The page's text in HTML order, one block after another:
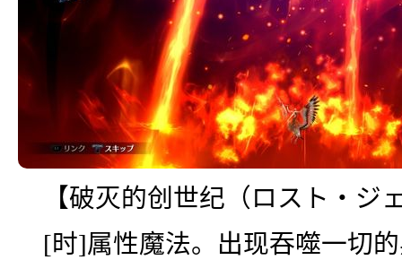
【破灭的创世纪（ロスト・ジ
[时]属性魔法。出现吞噬一切